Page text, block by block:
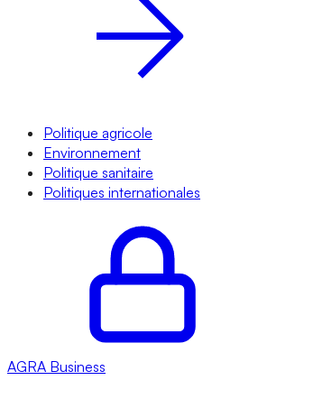
Politique agricole
Environnement
Politique sanitaire
Politiques internationales
AGRA Business